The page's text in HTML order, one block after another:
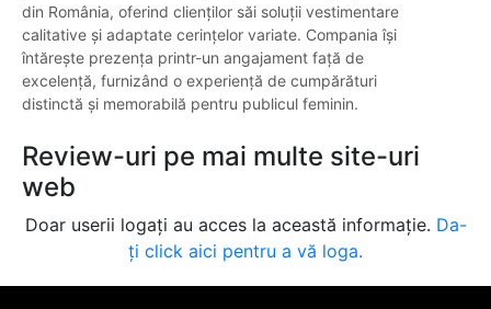
din România, oferind clienților săi soluții vestimentare
calitative și adaptate cerințelor variate. Compania își
întărește prezența printr-un angajament față de
excelență, furnizând o experiență de cumpărături
distinctă și memorabilă pentru publicul feminin.
Review-uri pe mai multe site-uri
web
Doar userii logați au acces la această informație. Da-
ți click aici pentru a vă loga.